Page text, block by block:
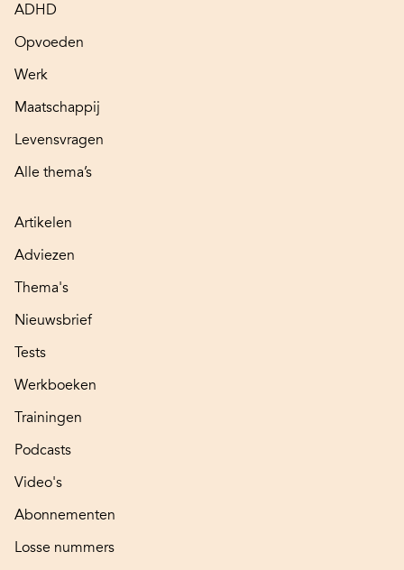
ADHD
Opvoeden
Werk
Maatschappij
Levensvragen
Alle thema’s
Artikelen
Adviezen
Thema's
Nieuwsbrief
Tests
Werkboeken
Trainingen
Podcasts
Video's
Abonnementen
Losse nummers